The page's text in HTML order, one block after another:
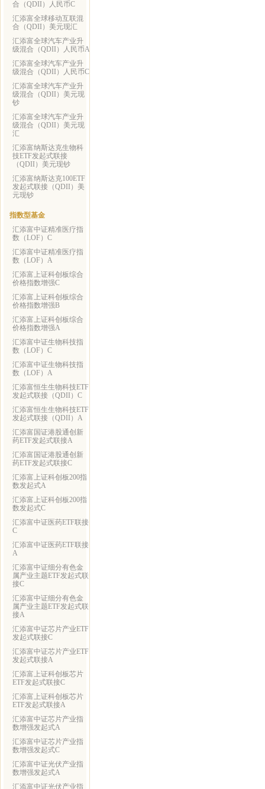
合（QDII）人民币C
汇添富全球移动互联混
合（QDII）美元现汇
汇添富全球汽车产业升
级混合（QDII）人民币A
汇添富全球汽车产业升
级混合（QDII）人民币C
汇添富全球汽车产业升
级混合（QDII）美元现
钞
汇添富全球汽车产业升
级混合（QDII）美元现
汇
汇添富纳斯达克生物科
技ETF发起式联接
（QDII）美元现钞
汇添富纳斯达克100ETF
发起式联接（QDII）美
元现钞
指数型基金
汇添富中证精准医疗指
数（LOF）C
汇添富中证精准医疗指
数（LOF）A
汇添富上证科创板综合
价格指数增强C
汇添富上证科创板综合
价格指数增强B
汇添富上证科创板综合
价格指数增强A
汇添富中证生物科技指
数（LOF）C
汇添富中证生物科技指
数（LOF）A
汇添富恒生生物科技ETF
发起式联接（QDII）C
汇添富恒生生物科技ETF
发起式联接（QDII）A
汇添富国证港股通创新
药ETF发起式联接A
汇添富国证港股通创新
药ETF发起式联接C
汇添富上证科创板200指
数发起式A
汇添富上证科创板200指
数发起式C
汇添富中证医药ETF联接
C
汇添富中证医药ETF联接
A
汇添富中证细分有色金
属产业主题ETF发起式联
接C
汇添富中证细分有色金
属产业主题ETF发起式联
接A
汇添富中证芯片产业ETF
发起式联接C
汇添富中证芯片产业ETF
发起式联接A
汇添富上证科创板芯片
ETF发起式联接C
汇添富上证科创板芯片
ETF发起式联接A
汇添富中证芯片产业指
数增强发起式A
汇添富中证芯片产业指
数增强发起式C
汇添富中证光伏产业指
数增强发起式A
汇添富中证光伏产业指